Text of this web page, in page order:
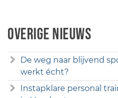
Overige nieuws
De weg naar blijvend
werkt écht?
Instapklare personal